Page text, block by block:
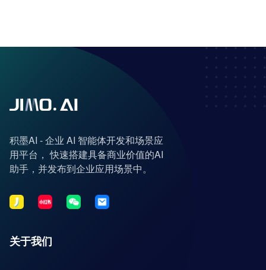
积墨AI - 企业 AI 智能体开发和场景应
用平台， 快速搭建具备商业价值的AI
助手，并发布到企业应用场景中。
关于我们